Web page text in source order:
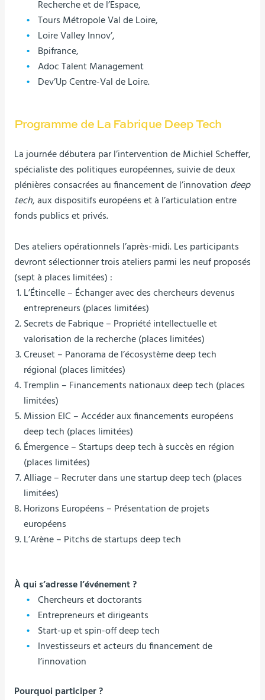
Recherche et de l’Espace,
Tours Métropole Val de Loire,
Loire Valley Innov’,
Bpifrance,
Adoc Talent Management
Dev’Up Centre-Val de Loire.
Programme de La Fabrique Deep Tech
La journée débutera par l’intervention de Michiel Scheffer,
spécialiste des politiques européennes, suivie de deux
plénières consacrées au financement de l’innovation deep
tech, aux dispositifs européens et à l’articulation entre
fonds publics et privés.
Des ateliers opérationnels l’après-midi. Les participants
devront sélectionner trois ateliers parmi les neuf proposés
(sept à places limitées) :
L’Étincelle – Échanger avec des chercheurs devenus
entrepreneurs (places limitées)
Secrets de Fabrique – Propriété intellectuelle et
valorisation de la recherche (places limitées)
Creuset – Panorama de l’écosystème deep tech
régional (places limitées)
Tremplin – Financements nationaux deep tech (places
limitées)
Mission EIC – Accéder aux financements européens
deep tech (places limitées)
Émergence – Startups deep tech à succès en région
(places limitées)
Alliage – Recruter dans une startup deep tech (places
limitées)
Horizons Européens – Présentation de projets
européens
L’Arène – Pitchs de startups deep tech
À qui s’adresse l’événement ?
Chercheurs et doctorants
Entrepreneurs et dirigeants
Start-up et spin-off deep tech
Investisseurs et acteurs du financement de
l’innovation
Pourquoi participer ?